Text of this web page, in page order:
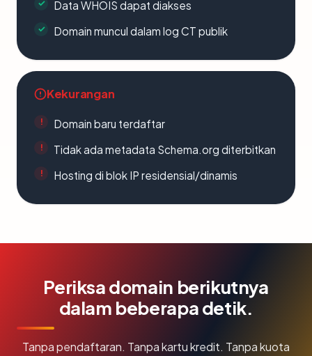
Data WHOIS dapat diakses
Domain muncul dalam log CT publik
Kekurangan
Domain baru terdaftar
Tidak ada metadata Schema.org diterbitkan
Hosting di blok IP residensial/dinamis
Periksa domain berikutnya
dalam beberapa detik.
Tanpa pendaftaran. Tanpa kartu kredit. Tanpa kuota